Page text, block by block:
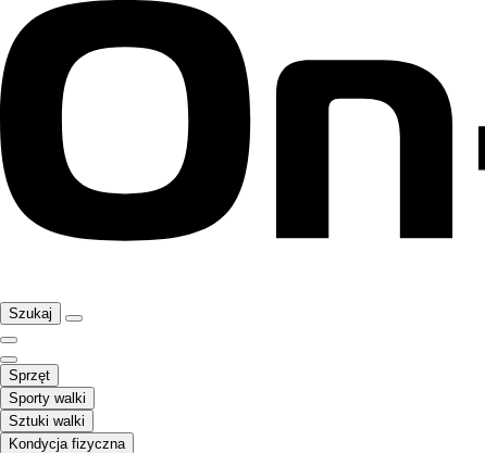
Szukaj
Sprzęt
Sporty walki
Sztuki walki
Kondycja fizyczna